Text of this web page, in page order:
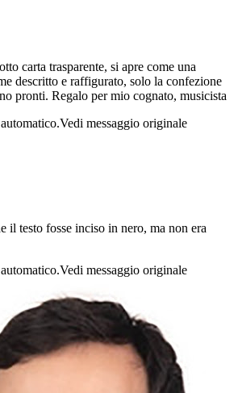
carta trasparente, si apre come una
descritto e raffigurato, solo la confezione
pronti. Regalo per mio cognato, musicista
Vedi messaggio originale
il testo fosse inciso in nero, ma non era
Vedi messaggio originale